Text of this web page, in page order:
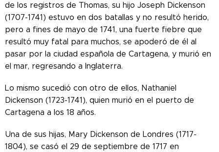
de los registros de Thomas, su hijo Joseph Dickenson
(1707-1741) estuvo en dos batallas y no resultó herido,
pero a fines de mayo de 1741, una fuerte fiebre que
resultó muy fatal para muchos, se apoderó de él al
pasar por la ciudad española de Cartagena, y murió en
el mar, regresando a Inglaterra.
Lo mismo sucedió con otro de ellos, Nathaniel
Dickenson (1723-1741), quien murió en el puerto de
Cartagena a los 18 años.
Una de sus hijas, Mary Dickenson de Londres (1717-
1804), se casó el 29 de septiembre de 1717 en